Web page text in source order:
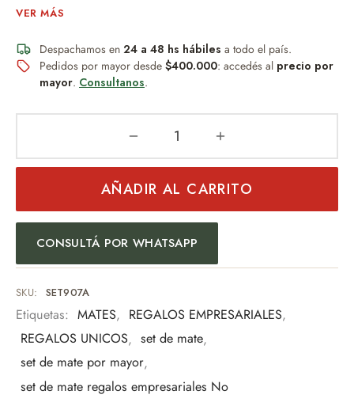
8dm con funda.
Un obsequio distinguido que combina diseño, practicidad y
Regalo empresarial
Eventos especiales
Amantes del mate
Una pieza pensada para quienes valoran los detalles y la
tradición.
VER MÁS
Despachamos en 24 a 48 hs hábiles a todo el país.
Pedidos por mayor desde $400.000: accedés al precio por
mayor. Consultanos.
AÑADIR AL CARRITO
CONSULTÁ POR WHATSAPP
SKU: SET907A
Etiquetas: MATES, REGALOS EMPRESARIALES,
REGALOS UNICOS, set de mate,
set de mate por mayor,
set de mate regalos empresariales No